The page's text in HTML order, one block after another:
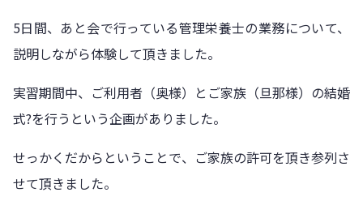
5日間、あと会で行っている管理栄養士の業務について、
説明しながら体験して頂きました。
実習期間中、ご利用者（奥様）とご家族（旦那様）の結婚
式?を行うという企画がありました。
せっかくだからということで、ご家族の許可を頂き参列さ
せて頂きました。